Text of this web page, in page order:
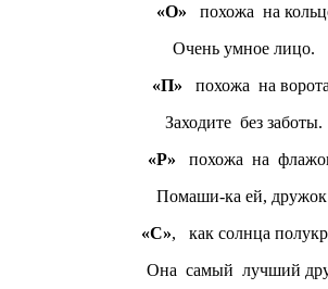
«О» похожа на
Очень умное лицо.
«П» похожа на
Заходите без заботы.
«Р» похожа на
Помаши-ка ей,
«С», как солнца
Она самый лучший